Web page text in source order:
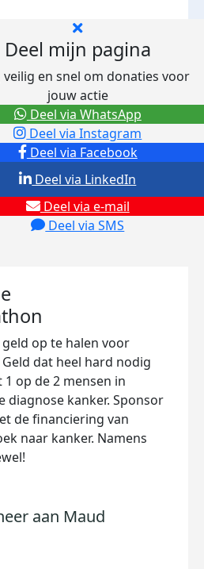
Deel mijn pagina
veilig en snel om donaties voor
jouw actie
Deel via Facebook
Deel via Instagram
Deel via e-mail
Deel via SMS
Deel via LinkedIn
Deel via WhatsApp
op te halen voor
dat heel hard nodig
op de 2 mensen in
diagnose kanker. Sponsor
de financiering van
naar kanker. Namens
aan Maud